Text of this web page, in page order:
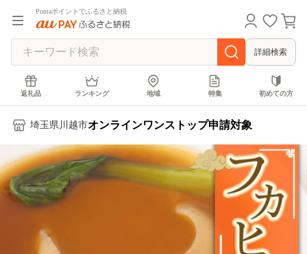
Pontaポイントでふるさと納税
詳細検索
返礼品 ランキング 地域 特集 初めての方
埼玉県川越市オンラインワンストップ申請対象